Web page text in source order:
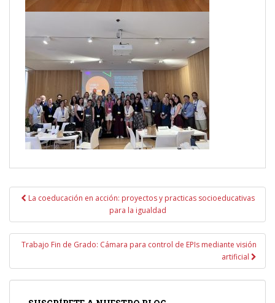
Navegación
entradas
La coeducación en acción: proyectos y practicas socioeducativas
para la igualdad
Trabajo Fin de Grado: Cámara para control de EPIs mediante visión
artificial